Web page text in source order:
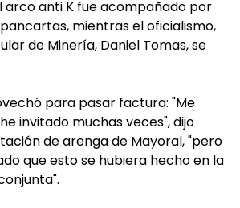
arco anti K fue acompañado por
mientras el oficialismo,
de Minería, Daniel Tomas, se
para pasar factura: "Me
invitado muchas veces", dijo
de arenga de Mayoral, "pero
que esto se hubiera hecho en la